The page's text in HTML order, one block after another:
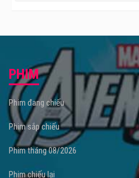
ngày 08/03/2024.
PHIM
Phim đang chiếu
Phim sắp chiếu
Phim tháng 08/2026
Phim chiếu lại